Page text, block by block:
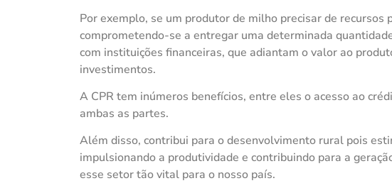
Por exemplo, se um produtor de milho precisar de
comprometendo-se a entregar uma determinada
com instituições financeiras, que adiantam o valor ao
investimentos.
A CPR tem inúmeros benefícios, entre eles o acesso ao
ambas as partes.
Além disso, contribui para o desenvolvimento rural pois
impulsionando a produtividade e contribuindo para a
esse setor tão vital para o nosso país.